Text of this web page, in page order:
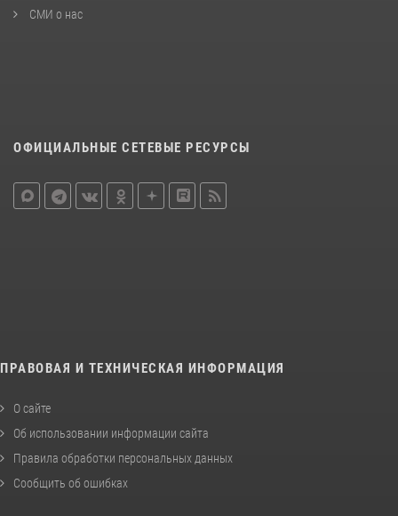
СМИ о нас
ОФИЦИАЛЬНЫЕ СЕТЕВЫЕ РЕСУРСЫ
ПРАВОВАЯ И ТЕХНИЧЕСКАЯ ИНФОРМАЦИЯ
О сайте
Об использовании информации сайта
Правила обработки персональных данных
Сообщить об ошибках